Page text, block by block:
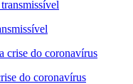
do coronavírus